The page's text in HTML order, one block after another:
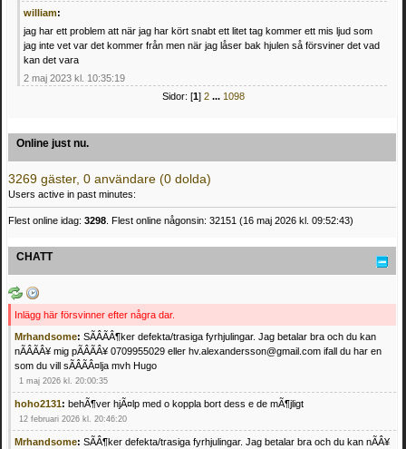
william:
jag har ett problem att när jag har kört snabt ett litet tag kommer ett mis ljud som
jag inte vet var det kommer från men när jag låser bak hjulen så försviner det vad
kan det vara
2 maj 2023 kl. 10:35:19
Sidor: [1] 2 ... 1098
Online just nu.
3269 gäster, 0 användare (0 dolda)
Users active in past minutes:
Flest online idag: 3298 . Flest online någonsin: 32151 (16 maj 2026 kl. 09:52:43)
CHATT
Inlägg här försvinner efter några dar.
Mrhandsome: SÃÂÃÂ¶ker defekta/trasiga fyrhjulingar. Jag betalar bra och du kan
nÃÂÃÂ¥ mig pÃÂÃÂ¥ 0709955029 eller hv.alexandersson@gmail.com ifall du har en
som du vill sÃÂÃÂ¤lja mvh Hugo
1 maj 2026 kl. 20:00:35
hoho2131: behÃ¶ver hjÃ¤lp med o koppla bort dess e de mÃ¶jligt
12 februari 2026 kl. 20:46:20
Mrhandsome: SÃÂ¶ker defekta/trasiga fyrhjulingar. Jag betalar bra och du kan nÃÂ¥